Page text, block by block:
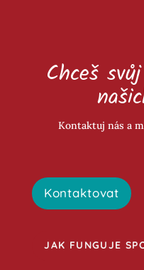
Chceš
Kontaktuj nás a
Kontaktovat
JAK FUNGUJE